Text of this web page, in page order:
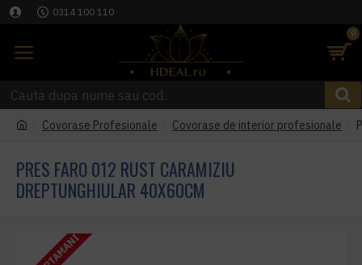
0314 100 110
0
Covorase Profesionale Covorase de interior profesionale
PRES FARO 012 RUST CARAMIZIU
DREPTUNGHIULAR 40X60CM